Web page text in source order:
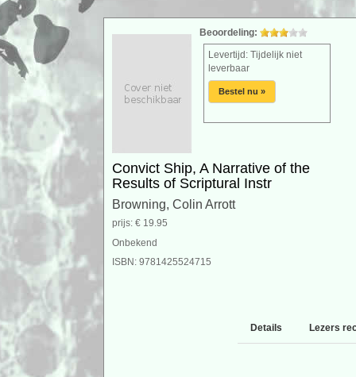
Beoordeling:
Levertijd: Tijdelijk niet
leverbaar
Bestel nu »
Convict Ship, A Narrative of the
Results of Scriptural Instr
Browning, Colin Arrott
prijs: € 19.95
Onbekend
ISBN: 9781425524715
Details Lezers